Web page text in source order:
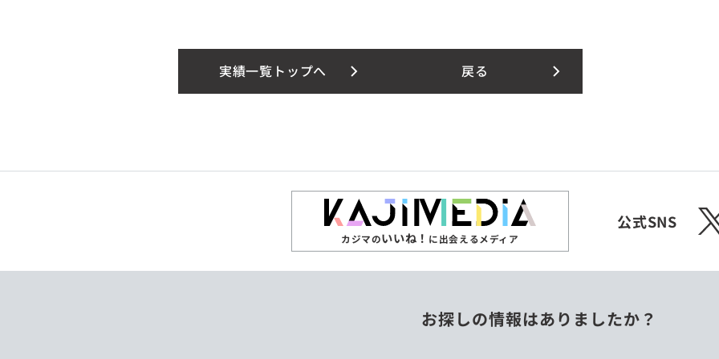
実績一覧トップへ 戻る
カジマのいいね！ に出会えるメディア
公式SNS X
お探しの情報はありましたか？